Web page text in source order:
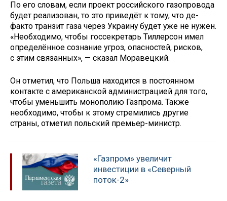
По его словам, если проект российского газопровода
будет реализован, то это приведёт к тому, что де-
факто транзит газа через Украину будет уже не нужен.
«Необходимо, чтобы госсекретарь Тиллерсон имел
определённое сознание угроз, опасностей, рисков,
с этим связанных», — сказал Моравецкий.
Он отметил, что Польша находится в постоянном
контакте с американской администрацией для того,
чтобы уменьшить монополию Газпрома. Также
необходимо, чтобы к этому стремились другие
страны, отметил польский премьер-министр.
«Газпром» увеличит
инвестиции в «Северный
поток-2»